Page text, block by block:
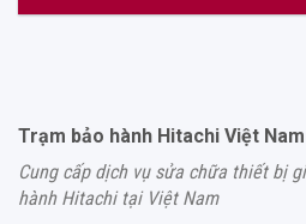
Trạm bảo hành Hitachi Việt
Cung cấp dịch vụ sửa chữa thiết bị
hành Hitachi tại Việt Nam